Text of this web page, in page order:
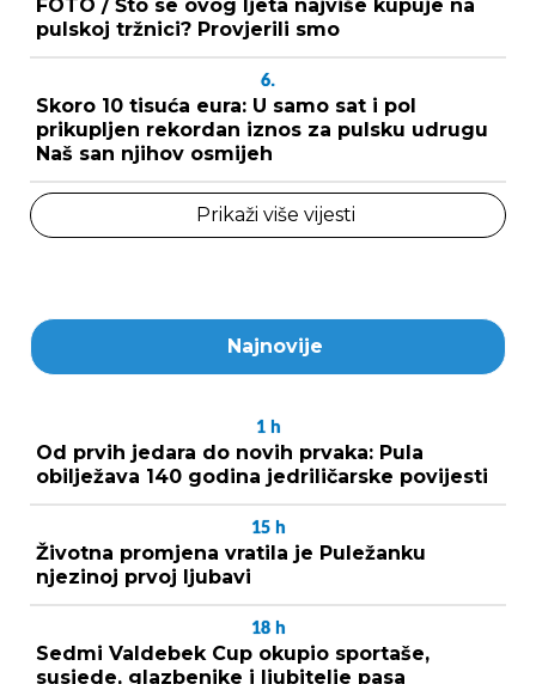
FOTO / Što se ovog ljeta najviše kupuje na
pulskoj tržnici? Provjerili smo
6.
Skoro 10 tisuća eura: U samo sat i pol
prikupljen rekordan iznos za pulsku udrugu
Naš san njihov osmijeh
Prikaži više vijesti
Najnovije
1 h
Od prvih jedara do novih prvaka: Pula
obilježava 140 godina jedriličarske povijesti
15 h
Životna promjena vratila je Puležanku
njezinoj prvoj ljubavi
18 h
Sedmi Valdebek Cup okupio sportaše,
susjede, glazbenike i ljubitelje pasa